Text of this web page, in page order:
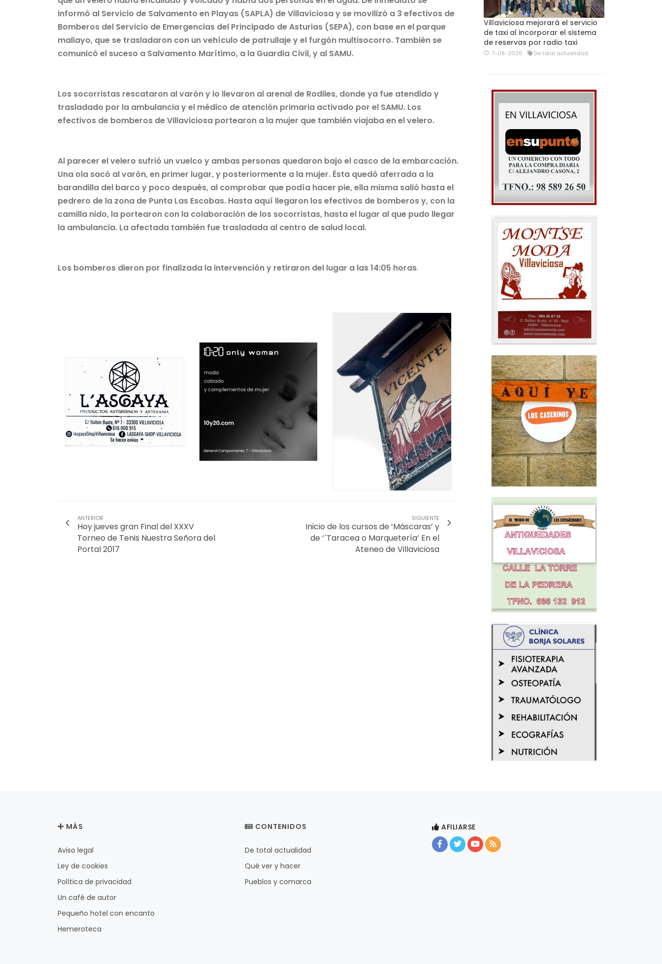
informó al Servicio de Salvamento en Playas (SAPLA) de Villaviciosa y se movilizó a 3 efectivos de
Bomberos del Servicio de Emergencias del Principado de Asturias (SEPA), con base en el parque
maliayo, que se trasladaron con un vehículo de patrullaje y el furgón multisocorro. También se
comunicó el suceso a Salvamento Marítimo, a la Guardia Civil, y al SAMU.
Los socorristas rescataron al varón y lo llevaron al arenal de Rodiles, donde ya fue atendido y
trasladado por la ambulancia y el médico de atención primaria activado por el SAMU. Los
efectivos de bomberos de Villaviciosa portearon a la mujer que también viajaba en el velero.
Al parecer el velero sufrió un vuelco y ambas personas quedaron bajo el casco de la embarcación.
Una ola sacó al varón, en primer lugar, y posteriormente a la mujer. Ésta quedó aferrada a la
barandilla del barco y poco después, al comprobar que podía hacer pie, ella misma salió hasta el
pedrero de la zona de Punta Las Escobas. Hasta aquí llegaron los efectivos de bomberos y, con la
camilla nido, la portearon con la colaboración de los socorristas, hasta el lugar al que pudo llegar
la ambulancia. La afectada también fue trasladada al centro de salud local.
Los bomberos dieron por finalizada la intervención y retiraron del lugar a las 14:05 horas.
ANTERIOR
Hoy jueves gran Final del XXXV
Torneo de Tenis Nuestra Señora del
Portal 2017
SIGUIENTE
Inicio de los cursos de ‘Máscaras’ y
de ‘`Taracea o Marquetería’ En el
Ateneo de Villaviciosa
Villaviciosa mejorará el servicio
de taxi al incorporar el sistema
de reservas por radio taxi
7-08-2026 De total actualidad
MÁS
Aviso legal
Ley de cookies
Política de privacidad
Un café de autor
Pequeño hotel con encanto
Hemeroteca
CONTENIDOS
De total actualidad
Qué ver y hacer
Pueblos y comarca
AFILIARSE